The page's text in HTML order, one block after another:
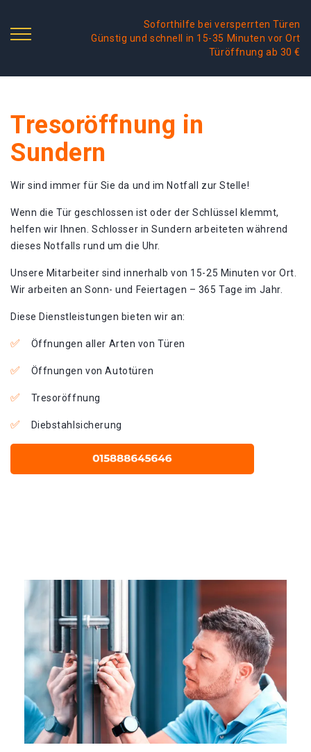
Soforthilfe bei versperrten Türen
Günstig und schnell in 15-35 Minuten vor Ort
Türöffnung ab 30 €
Tresoröffnung in
Sundern
Wir sind immer für Sie da und im Notfall zur Stelle!
Wenn die Tür geschlossen ist oder der Schlüssel klemmt,
helfen wir Ihnen. Schlosser in Sundern arbeiteten während
dieses Notfalls rund um die Uhr.
Unsere Mitarbeiter sind innerhalb von 15-25 Minuten vor Ort.
Wir arbeiten an Sonn- und Feiertagen – 365 Tage im Jahr.
Diese Dienstleistungen bieten wir an:
Öffnungen aller Arten von Türen
Öffnungen von Autotüren
Tresoröffnung
Diebstahlsicherung